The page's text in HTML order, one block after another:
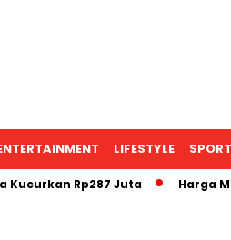
LIFESTYLE SPORT
Rp287 Juta Harga Minyak